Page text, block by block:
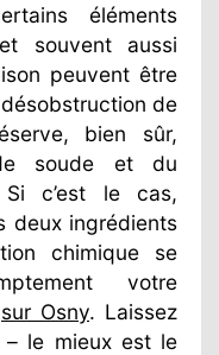
éléments
souvent aussi
peuvent être
de
bien sûr,
soude et du
c’est le cas,
deux ingrédients
chimique se
votre
sur Osny. Laissez
– le mieux est le